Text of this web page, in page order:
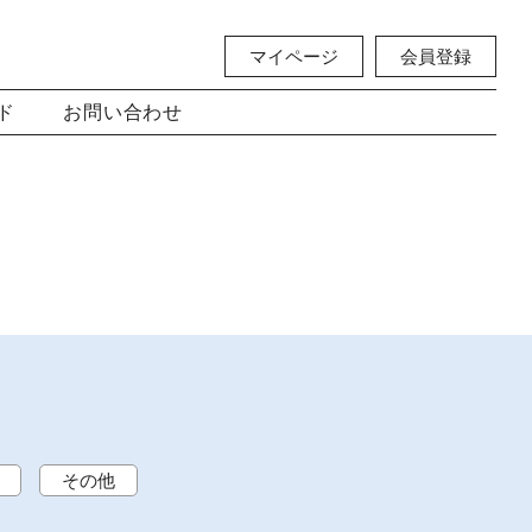
マイページ 会員登録
お問い合わせ
その他